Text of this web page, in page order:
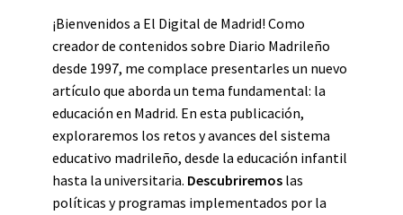
¡Bienvenidos a El Digital de Madrid! Como
creador de contenidos sobre Diario Madrileño
desde 1997, me complace presentarles un nuevo
artículo que aborda un tema fundamental: la
educación en Madrid. En esta publicación,
exploraremos los retos y avances del sistema
educativo madrileño, desde la educación infantil
hasta la universitaria. Descubriremos las
políticas y programas implementados por la